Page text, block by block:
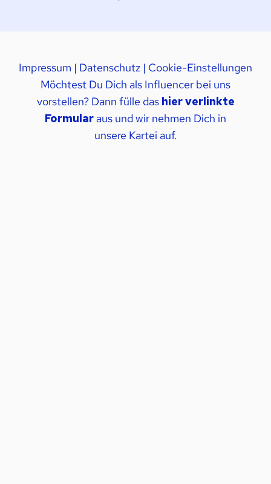
Impressum | Datenschutz | Cookie-Einstellungen
Möchtest Du Dich als Influencer bei uns
vorstellen? Dann fülle das hier verlinkte
Formular aus und wir nehmen Dich in
unsere Kartei auf.